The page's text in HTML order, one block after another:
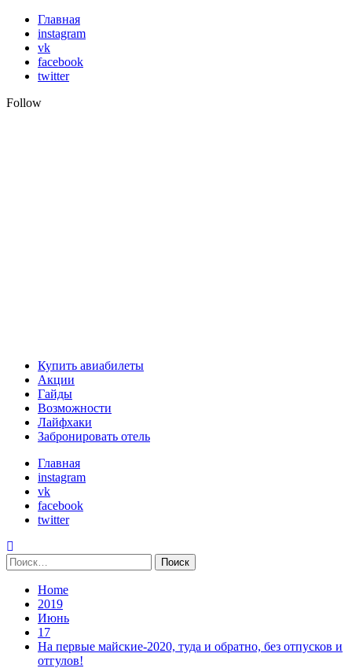
Skip
content
Главная
instagram
vk
facebook
twitter
Follow
Primary
Menu
Купить авиабилеты
Акции
Гайды
Возможности
Лайфхаки
Забронировать отель
Главная
instagram
vk
facebook
twitter
Найти:
Home
2019
Июнь
17
На первые майские-2020, туда и обратно, без отпусков и
отгулов!